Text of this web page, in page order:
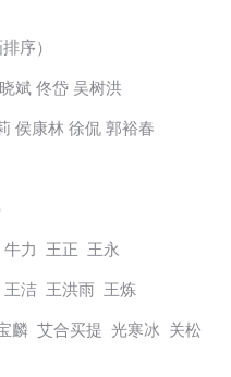
序）
斌 佟岱 吴树洪
侯康林 徐侃 郭裕春
力 王正 王永
洁 王洪雨 王炼
麟 艾合买提 光寒冰 关松